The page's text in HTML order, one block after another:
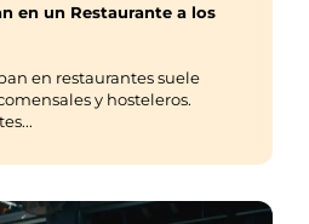
en un Restaurante a los
en restaurantes suele
y hosteleros.